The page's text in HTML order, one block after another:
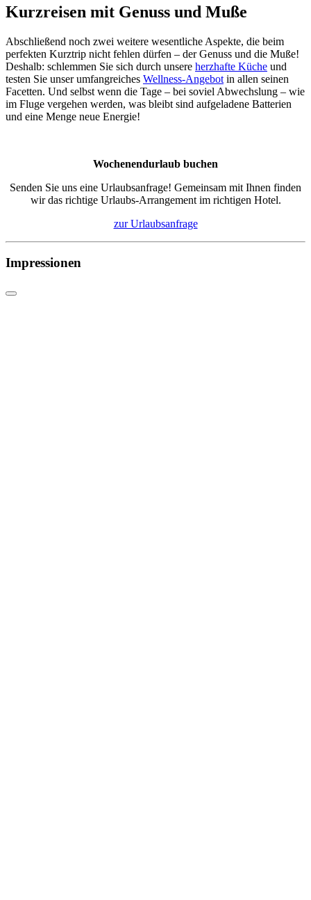
Kurzreisen mit Genuss und Muße
Abschließend noch zwei weitere wesentliche Aspekte, die beim
perfekten Kurztrip nicht fehlen dürfen – der Genuss und die Muße!
Deshalb: schlemmen Sie sich durch unsere herzhafte Küche und
testen Sie unser umfangreiches Wellness-Angebot in allen seinen
Facetten. Und selbst wenn die Tage – bei soviel Abwechslung – wie
im Fluge vergehen werden, was bleibt sind aufgeladene Batterien
und eine Menge neue Energie!
Wochenendurlaub buchen
Senden Sie uns eine Urlaubsanfrage! Gemeinsam mit Ihnen finden
wir das richtige Urlaubs-Arrangement im richtigen Hotel.
zur Urlaubsanfrage
Impressionen